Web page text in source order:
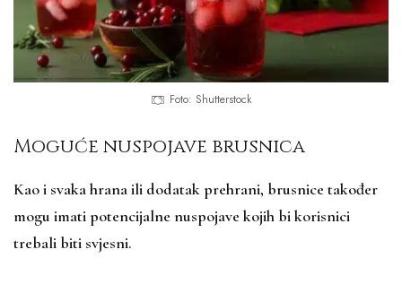
Foto: Shutterstock
Moguće nuspojave brusnica
Kao i svaka hrana ili dodatak prehrani, brusnice također
mogu imati potencijalne nuspojave kojih bi korisnici
trebali biti svjesni.